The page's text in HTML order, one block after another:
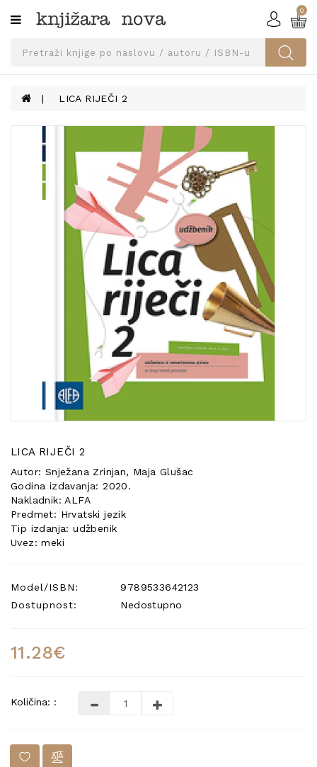
Kategorije
SVEUČILIŠNA
UDŽBENICI
KNJIGE
PRIBOR
OPREMA
UDŽBENIKE!
0
LICA RIJEČI 2
LICA RIJEČI 2
Autor: Snježana Zrinjan, Maja Glušac
Godina izdavanja: 2020.
Nakladnik: ALFA
Predmet: Hrvatski jezik
Tip izdanja: udžbenik
Uvez: meki
Model/ISBN:
9789533642123
Dostupnost:
Nedostupno
11.28€
Količina: :